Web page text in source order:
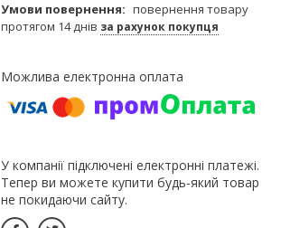
повернення товару
протягом 14 днів за рахунок покупця
У компанії підключені електронні платежі.
Тепер ви можете купити будь-який товар
не покидаючи сайту.